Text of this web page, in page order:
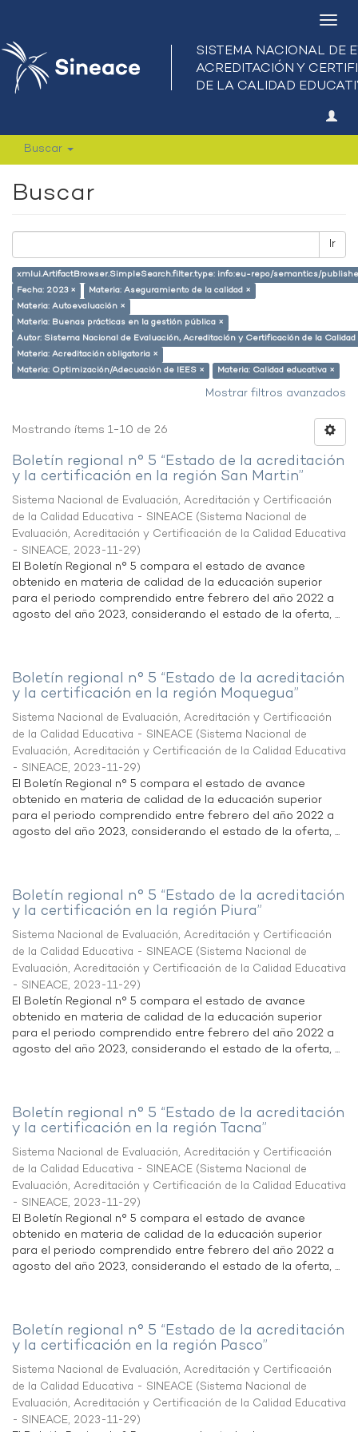
Buscar
Buscar
Ir
xmlui.ArtifactBrowser.SimpleSearch.filter.type: info:eu-repo/semantics/
Fecha: 2023 ×
Materia: Aseguramiento de la calidad ×
Materia: Autoevaluación ×
Materia: Buenas prácticas en la gestión pública ×
Autor: Sistema Nacional de Evaluación, Acreditación y Certificación de la
Materia: Acreditación obligatoria ×
Materia: Optimización/Adecuación de IEES ×
Materia: Calidad educativa ×
Mostrar filtros avanzados
Mostrando ítems 1-10 de 26
Boletín regional n° 5 “Estado de la acreditación
y la certificación en la región San Martin”
Sistema Nacional de Evaluación, Acreditación y Certificación
de la Calidad Educativa - SINEACE (Sistema Nacional de
Evaluación, Acreditación y Certificación de la Calidad Educativa
- SINEACE, 2023-11-29)
El Boletín Regional n° 5 compara el estado de avance
obtenido en materia de calidad de la educación superior
para el periodo comprendido entre febrero del año 2022 a
agosto del año 2023, considerando el estado de la oferta, ...
Boletín regional n° 5 “Estado de la acreditación
y la certificación en la región Moquegua”
Sistema Nacional de Evaluación, Acreditación y Certificación
de la Calidad Educativa - SINEACE (Sistema Nacional de
Evaluación, Acreditación y Certificación de la Calidad Educativa
- SINEACE, 2023-11-29)
El Boletín Regional n° 5 compara el estado de avance
obtenido en materia de calidad de la educación superior
para el periodo comprendido entre febrero del año 2022 a
agosto del año 2023, considerando el estado de la oferta, ...
Boletín regional n° 5 “Estado de la acreditación
y la certificación en la región Piura”
Sistema Nacional de Evaluación, Acreditación y Certificación
de la Calidad Educativa - SINEACE (Sistema Nacional de
Evaluación, Acreditación y Certificación de la Calidad Educativa
- SINEACE, 2023-11-29)
El Boletín Regional n° 5 compara el estado de avance
obtenido en materia de calidad de la educación superior
para el periodo comprendido entre febrero del año 2022 a
agosto del año 2023, considerando el estado de la oferta, ...
Boletín regional n° 5 “Estado de la acreditación
y la certificación en la región Tacna”
Sistema Nacional de Evaluación, Acreditación y Certificación
de la Calidad Educativa - SINEACE (Sistema Nacional de
Evaluación, Acreditación y Certificación de la Calidad Educativa
- SINEACE, 2023-11-29)
El Boletín Regional n° 5 compara el estado de avance
obtenido en materia de calidad de la educación superior
para el periodo comprendido entre febrero del año 2022 a
agosto del año 2023, considerando el estado de la oferta, ...
Boletín regional n° 5 “Estado de la acreditación
y la certificación en la región Pasco”
Sistema Nacional de Evaluación, Acreditación y Certificación
de la Calidad Educativa - SINEACE (Sistema Nacional de
Evaluación, Acreditación y Certificación de la Calidad Educativa
- SINEACE, 2023-11-29)